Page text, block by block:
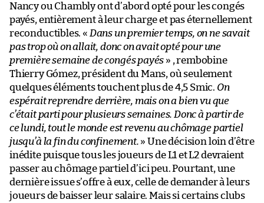
Nancy ou Chambly ont d’abord opté pour les congés
payés, entièrement à leur charge et pas éternellement
reconductibles. « Dans un premier temps, on ne savait
pas trop où on allait, donc on avait opté pour une
première semaine de congés payés » , rembobine
Thierry Gómez, président du Mans, où seulement
quelques éléments touchent plus de 4,5 Smic. On
espérait reprendre derrière, mais on a bien vu que
c’était parti pour plusieurs semaines. Donc à partir de
ce lundi, tout le monde est revenu au chômage partiel
jusqu’à la fin du confinement. » Une décision loin d’être
inédite puisque tous les joueurs de L1 et L2 devraient
passer au chômage partiel d’ici peu. Pourtant, une
dernière issue s’offre à eux, celle de demander à leurs
joueurs de baisser leur salaire. Mais si certains clubs